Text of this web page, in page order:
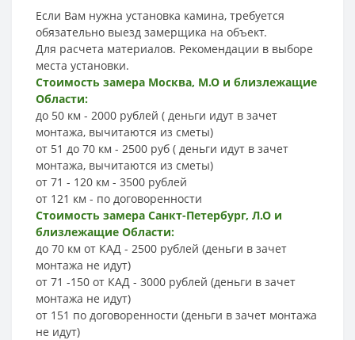
Если Вам нужна установка камина, требуется
обязательно выезд замерщика на объект.
Для расчета материалов. Рекомендации в выборе
места установки.
Стоимость замера Москва, М.О и близлежащие
Области:
до 50 км - 2000 рублей ( деньги идут в зачет
монтажа, вычитаются из сметы)
от 51 до 70 км - 2500 руб ( деньги идут в зачет
монтажа, вычитаются из сметы)
от 71 - 120 км - 3500 рублей
от 121 км - по договоренности
Стоимость замера Санкт-Петербург, Л.О и
близлежащие Области:
до 70 км от КАД - 2500 рублей (деньги в зачет
монтажа не идут)
от 71 -150 от КАД - 3000 рублей (деньги в зачет
монтажа не идут)
от 151 по договоренности (деньги в зачет монтажа
не идут)